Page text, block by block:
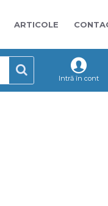
ARTICOLE
Intră în cont